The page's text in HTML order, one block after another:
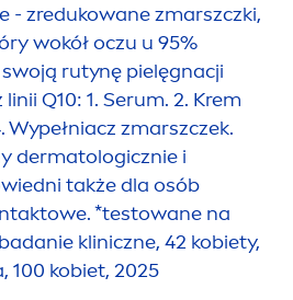
- zredukowane zmarszczki,
wokół oczu u 95%
rutynę pielęgnacji
Q10: 1. Serum. 2. Krem
Wypełniacz zmarszczek.
dermatologicznie i
także dla osób
*testowane na
kliniczne, 42 kobiety,
100 kobiet, 2025